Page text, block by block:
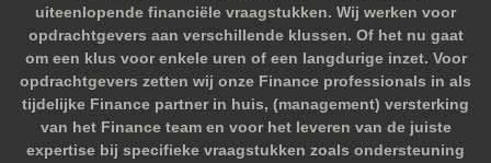
uiteenlopende financiële vraagstukken. Wij werken voor
opdrachtgevers aan verschillende klussen. Of het nu gaat
om een klus voor enkele uren of een langdurige inzet. Voor
opdrachtgevers zetten wij onze Finance professionals in als
tijdelijke Finance partner in huis, (management) versterking
van het Finance team en voor het leveren van de juiste
expertise bij specifieke vraagstukken zoals ondersteuning